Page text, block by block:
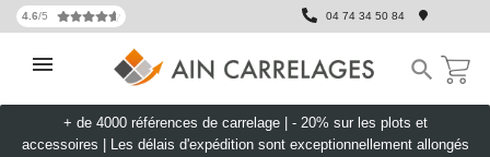
4.6/5 04 74 34 50 84

+ de 4000 références de carrelage | - 20% sur les plots et
accessoires
Les délais d'expédition sont exceptionnellement allongés